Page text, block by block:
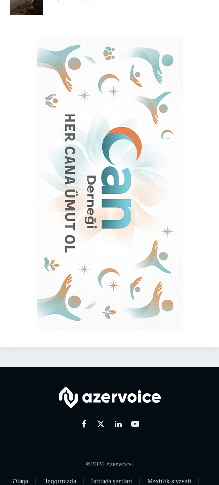
Facebook
X
LinkedinYoutube
© 2026 Azervoice.
Əlaqə
Haqqımızda İstifadə şərtləri Məxfilik siyasəti